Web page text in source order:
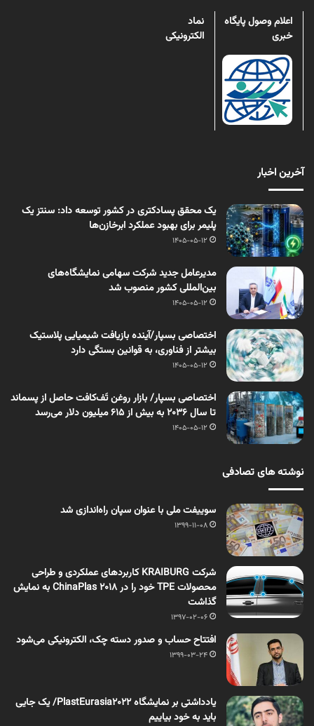
اعلام وصول پایگاه
خبری
نماد
الکترونیکی
آخرین اخبار
یک محقق پسادکتری در کشور توسعه داد: سنتز یک
پلیمر برای بهبود عملکرد ابرخازن‌ها
1405-05-12
مدیرعامل جدید شرکت سهامی نمایشگاه‌های
بین‌المللی کشور منصوب شد
1405-05-12
اختصاصی بسپار/آینده بازیافت شیمیایی پلاستیک
بیشتر از فناوری، به قوانین بستگی دارد
1405-05-12
اختصاصی بسپار/ بازار روغن تَف‌کافت حاصل از پسماند
تا سال ۲۰۳۶ به بیش از ۶۱۵ میلیون دلار می‌رسد
1405-05-12
نوشته های تصادفی
سوییفت ملی با عنوان سپان راه‌اندازی شد
1399-11-08
شرکت KRAIBURG کاربردهای عملکردی و طراحی
محصولات TPE خود را در ChinaPlas 2018 به نمایش
گذاشت
1397-02-06
افتتاح حساب و صدور دسته چک، الکترونیکی می‌شود
1399-03-24
یادداشتی بر نمایشگاه PlastEurasia2022/ یک جایی
باید به خود بیاییم